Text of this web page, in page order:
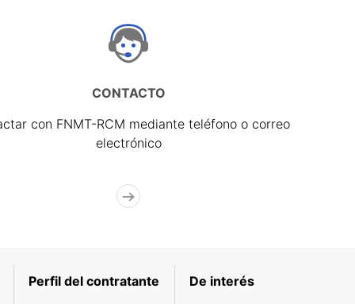
CONTACTO
con FNMT-RCM mediante teléfono o correo
electrónico
Perfil del contratante De interés